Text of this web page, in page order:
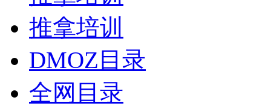
推拿培训
DMOZ目录
全网目录